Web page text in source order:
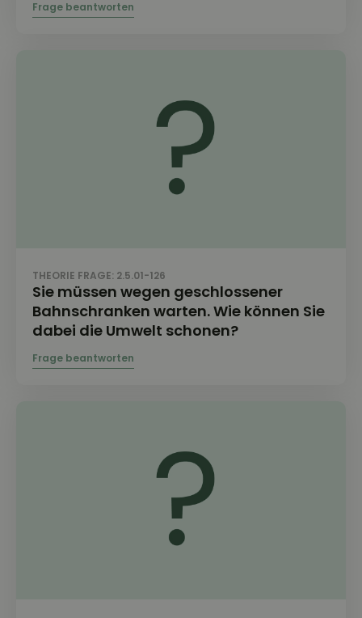
THEORIE FRAGE: 2.5.01-126
Sie müssen wegen geschlossener
Bahnschranken warten. Wie können Sie
dabei die Umwelt schonen?